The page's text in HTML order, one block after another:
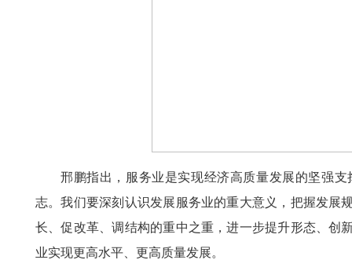
邢鹏指出，服务业是实现经济高质量发展的坚强
志。我们要深刻认识发展服务业的重大意义，把握发展
长、促改革、调结构的重中之重，进一步提升形态、创
业实现更高水平、更高质量发展。